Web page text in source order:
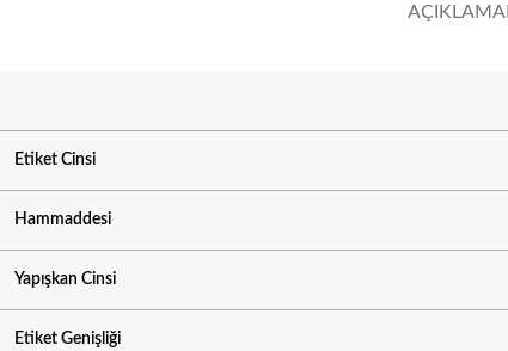
AÇIKLAMA
Etiket Cinsi
Hammaddesi
Yapışkan Cinsi
Etiket Genişliği